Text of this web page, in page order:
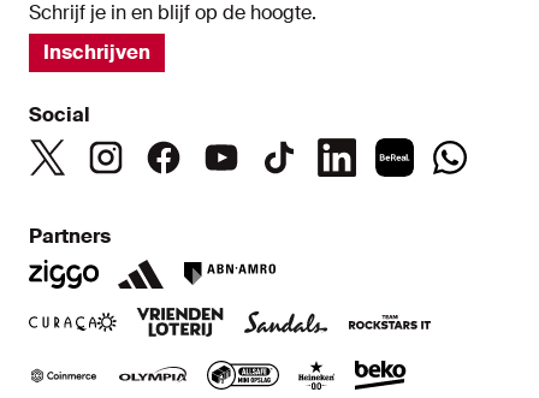
Schrijf je in en blijf op de hoogte.
Inschrijven
Social
Partners